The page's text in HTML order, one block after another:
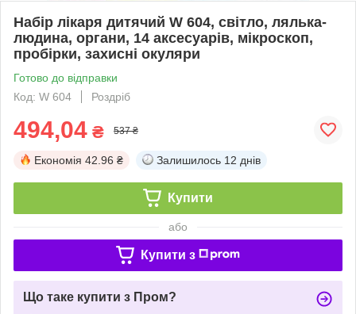
Набір лікаря дитячий W 604, світло, лялька-
людина, органи, 14 аксесуарів, мікроскоп,
пробірки, захисні окуляри
Готово до відправки
Код: W 604
Роздріб
494,04 ₴ 537 ₴
Економія 42.96 ₴ Залишилось 12 днів
Купити
або
Купити з
Що таке купити з Пром?